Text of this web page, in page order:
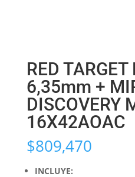
RED
6,35mm +
DISCOVERY
16X42AOAC
$809,470
INCLUYE: